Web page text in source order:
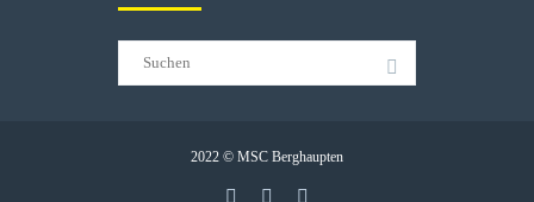
2022 © MSC Berghaupten